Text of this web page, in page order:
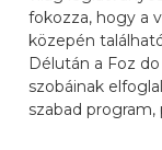
fokozza, hogy a
közepén
Délután a Foz
szobáinak
szabad